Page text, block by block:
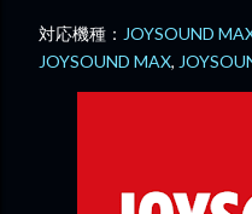
対応機種： JOYSOUND
JOYSOUND MAX,